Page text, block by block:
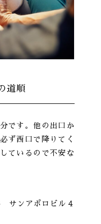
道順
です。他の出口か
ず西口で降りてく
ているので不安な
サンアポロビル４